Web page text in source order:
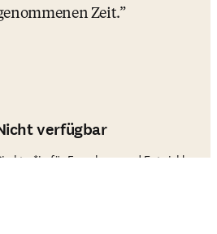
Zeit.
verfügbar
für Forschung und Entwicklung